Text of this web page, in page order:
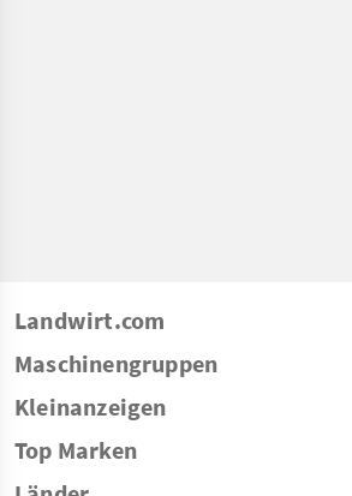
Landwirt.com
Maschinengruppen
Kleinanzeigen
Top Marken